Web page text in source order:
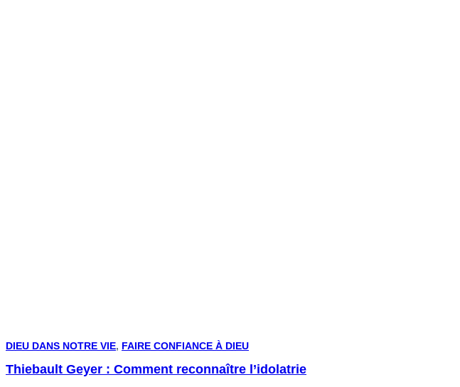
DIEU DANS NOTRE VIE, FAIRE CONFIANCE À DIEU
Thiebault Geyer : Comment reconnaître l’idolatrie